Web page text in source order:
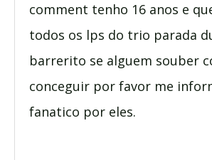
comment tenho 16 anos e
todos os lps do trio parada
barrerito se alguem souber
conceguir por favor me
fanatico por eles.